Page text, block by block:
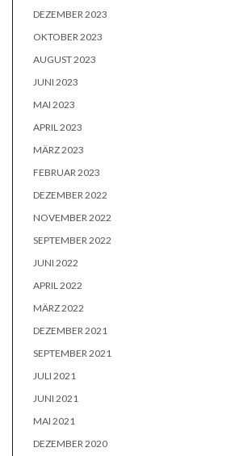
DEZEMBER 2023
OKTOBER 2023
AUGUST 2023
JUNI 2023
MAI 2023
APRIL 2023
MÄRZ 2023
FEBRUAR 2023
DEZEMBER 2022
NOVEMBER 2022
SEPTEMBER 2022
JUNI 2022
APRIL 2022
MÄRZ 2022
DEZEMBER 2021
SEPTEMBER 2021
JULI 2021
JUNI 2021
MAI 2021
DEZEMBER 2020